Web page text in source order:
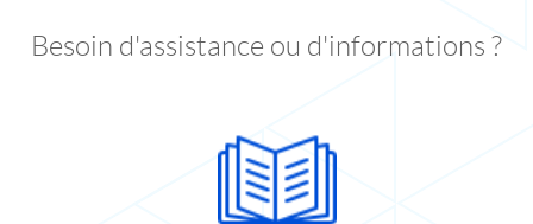
Besoin d'assistance ou d'informations ?